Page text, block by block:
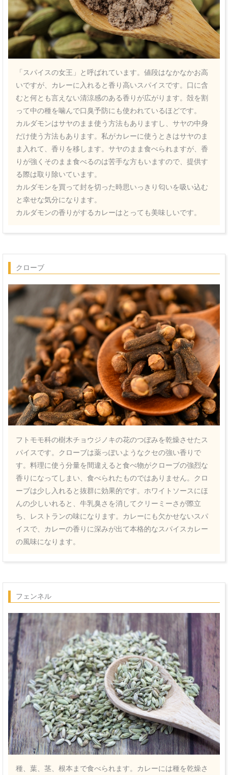
「スパイスの女王」と呼ばれています。値段はなかなかお高
いですが、カレーに入れると香り高いスパイスです。口に含
むと何とも言えない清涼感のある香りが広がります。殻を割
って中の種を噛んで口臭予防にも使われているほどです。
カルダモンはサヤのまま使う方法もありますし、サヤの中身
だけ使う方法もあります。私がカレーに使うときはサヤのま
ま入れて、香りを移します。サヤのまま食べられますが、香
りが強くそのまま食べるのは苦手な方もいますので、提供す
る際は取り除いています。
カルダモンを買って封を切った時思いっきり匂いを吸い込む
と幸せな気分になります。
カルダモンの香りがするカレーはとっても美味しいです。
クローブ
フトモモ科の樹木チョウジノキの花のつぼみを乾燥させたス
パイスです。クローブは薬っぽいようなクセの強い香りで
す。料理に使う分量を間違えると食べ物がクローブの強烈な
香りになってしまい、食べられたものではありません。クロ
ーブは少し入れると抜群に効果的です。ホワイトソースにほ
んの少しいれると、牛乳臭さを消してクリーミーさが際立
ち、レストランの味になります。カレーにも欠かせないスパ
イスで、カレーの香りに深みが出て本格的なスパイスカレー
の風味になります。
フェンネル
種、葉、茎、根本まで食べられます。カレーには種を乾燥さ